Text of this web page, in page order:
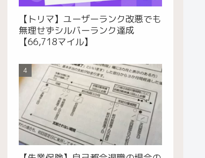
【トリマ】ユーザーランク改悪でも
無理せずシルバーランク達成
【66,718マイル】